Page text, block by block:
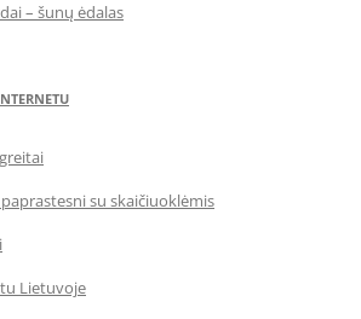
– šunų ėdalas
su skaičiuoklėmis
Lietuvoje